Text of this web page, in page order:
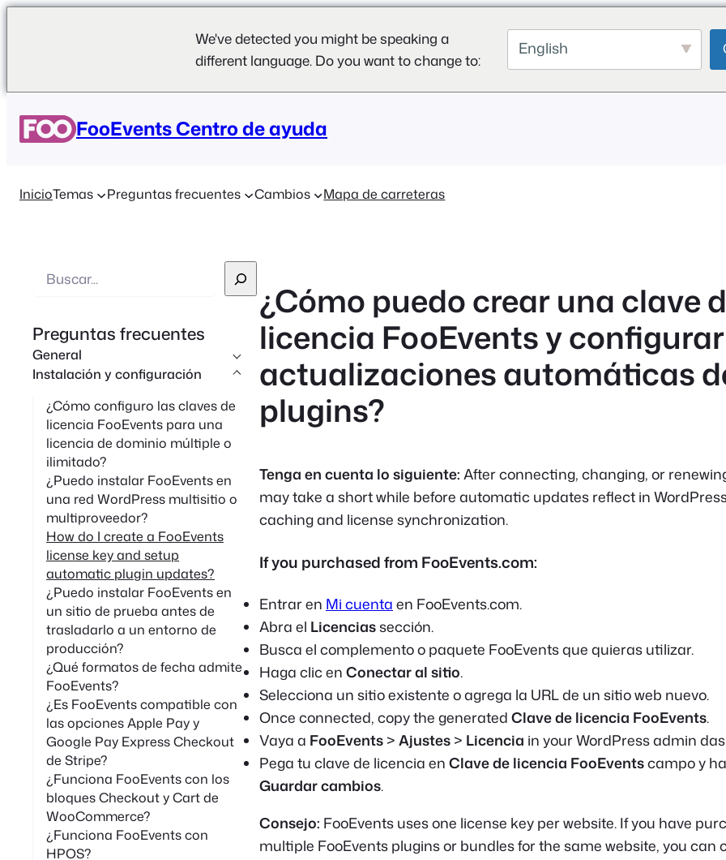
We've detected you might be speaking a
different language. Do you want to change to:
English
FooEvents Centro de ayuda
InicioTemas Preguntas frecuentes Cambios Mapa de carreteras
c
a
r
Preguntas frecuentes
General
Instalación y configuración
¿Cómo configuro las claves de
licencia FooEvents para una
licencia de dominio múltiple o
ilimitado?
¿Puedo instalar FooEvents en
una red WordPress multisitio o
multiproveedor?
How do I create a FooEvents
license key and setup
automatic plugin updates?
¿Puedo instalar FooEvents en
un sitio de prueba antes de
trasladarlo a un entorno de
producción?
¿Qué formatos de fecha admite
FooEvents?
¿Es FooEvents compatible con
las opciones Apple Pay y
Google Pay Express Checkout
de Stripe?
¿Funciona FooEvents con los
bloques Checkout y Cart de
WooCommerce?
¿Funciona FooEvents con
HPOS?
¿Cómo puedo crear una clave
licencia FooEvents y
actualizaciones automáticas
plugins?
Tenga en cuenta lo siguiente: After connecting, changing, or
may take a short while before automatic updates reflect in
caching and license synchronization.
If you purchased from FooEvents.com:
Entrar en Mi cuenta en FooEvents.com.
Abra el Licenciassección.
Busca el complemento o paquete FooEvents que quieras utilizar.
Haga clic en Conectar al sitio.
Selecciona un sitio existente o agrega la URL de un sitio web nuevo.
Once connected, copy the generated Clave de licencia FooEvents.
Vaya a FooEvents > Ajustes > Licencia in your WordPress admin
Pega tu clave de licencia en Clave de licencia FooEventscampo y
Guardar cambios.
Consejo: FooEvents uses one license key per website. If you have
multiple FooEvents plugins or bundles for the same website, you can